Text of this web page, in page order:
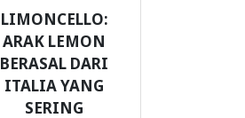
LIMONCELLO:
ARAK LEMON
BERASAL DARI
ITALIA YANG
SERING